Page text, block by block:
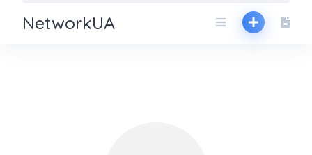
NetworkUA